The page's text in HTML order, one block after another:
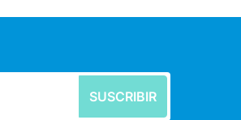
SUSCRIBIR